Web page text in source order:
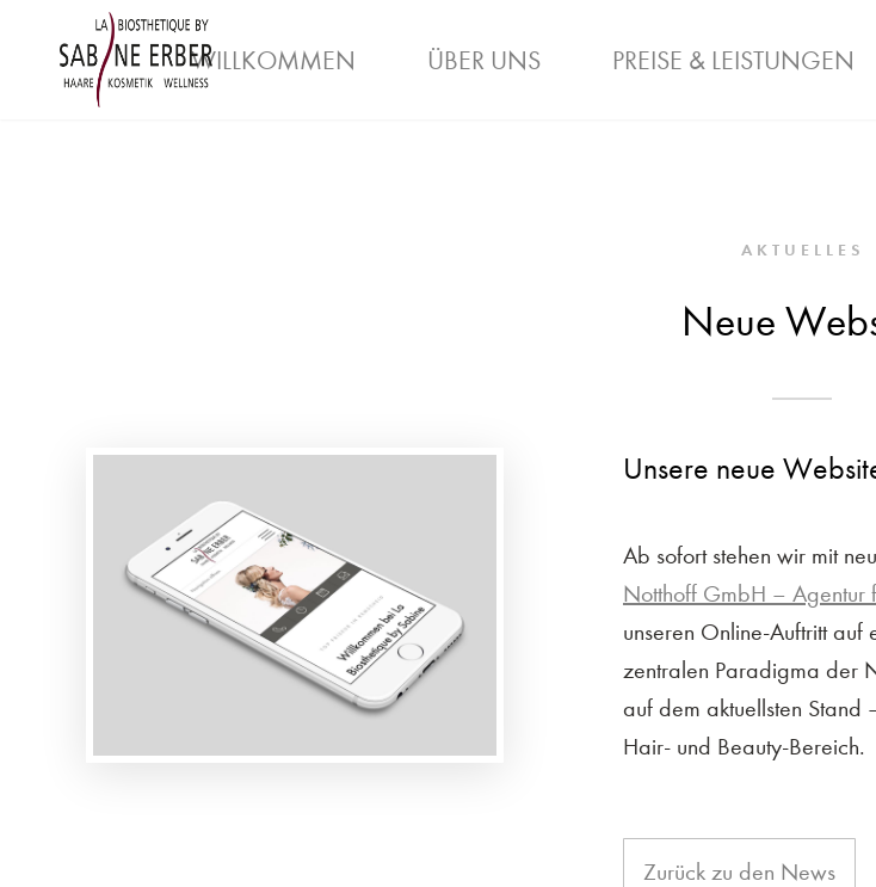
WILLKOMMEN ÜBER UNS PREISE & LEISTUNGEN
ARBEITGEBER AUSBILDUNG KOSMETIKER
AKTUELLES
Neue
Unsere neue
Ab sofort stehen wir mit
Notthoff GmbH – Agentur
unseren Online-Auftritt auf
zentralen Paradigma der
auf dem aktuellsten Stand
Hair- und Beauty-Bereich.
Zurück zu den News